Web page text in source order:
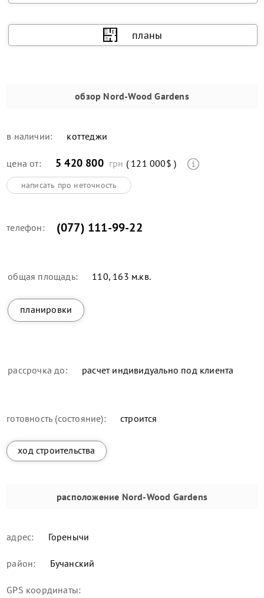
планы
обзор Nord-Wood Gardens
в наличии: коттеджи
цена от: 5 420 800 грн ( 121 000$ )
написать про неточность
телефон: (077) 111-99-22
общая площадь: 110, 163 м.кв.
планировки
рассрочка до: расчет индивидуально под клиента
готовность (состояние): строится
ход строительства
расположение Nord-Wood Gardens
адрес: Горенычи
район: Бучанский
GPS координаты: